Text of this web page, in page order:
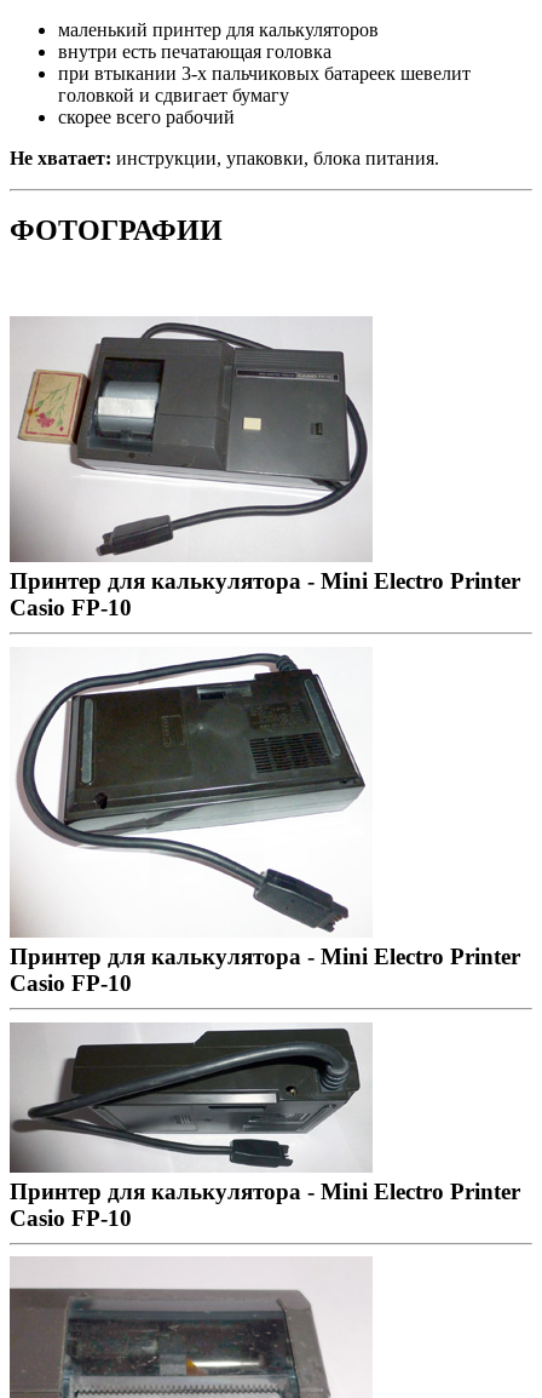
маленький принтер для калькуляторов
внутри есть печатающая головка
при втыкании 3-х пальчиковых батареек шевелит
головкой и сдвигает бумагу
скорее всего рабочий
Не хватает: инструкции, упаковки, блока питания.
ФОТОГРАФИИ
Принтер для калькулятора - Mini Electro Printer
Casio FP-10
Принтер для калькулятора - Mini Electro Printer
Casio FP-10
Принтер для калькулятора - Mini Electro Printer
Casio FP-10